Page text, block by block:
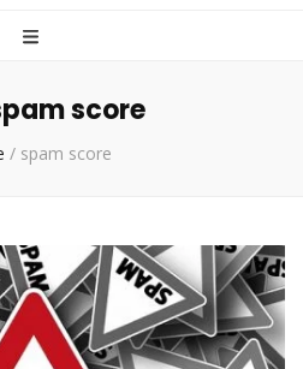
score
/ spam score